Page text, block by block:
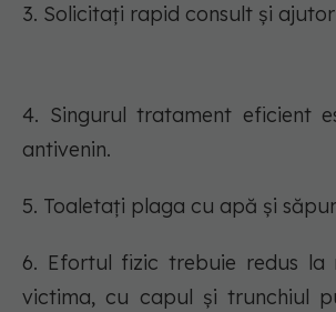
3. Solicitați rapid consult şi
4. Singurul tratament eficient
antivenin.
5. Toaletați plaga cu apă şi
6. Efortul fizic trebuie redus la
victima, cu capul şi trunchiul